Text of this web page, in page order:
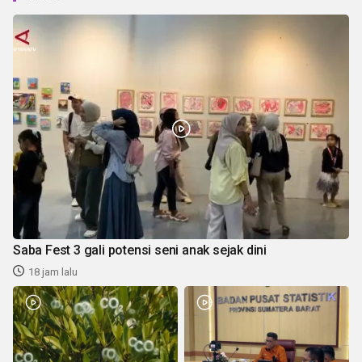
Saba Fest 3 gali potensi seni anak sejak dini
18 jam lalu